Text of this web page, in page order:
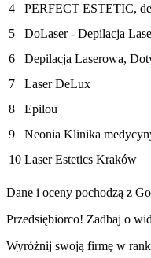
4 PERFECT ESTETIC,
5 DoLaser - Depilacja
6 Depilacja Laserowa,
7 Laser DeLux
8 Epilou
9 Neonia Klinika
10 Laser Estetics Kraków
Dane i oceny pochodzą z
Przedsiębiorco! Zadbaj o
Wyróżnij swoją firmę w